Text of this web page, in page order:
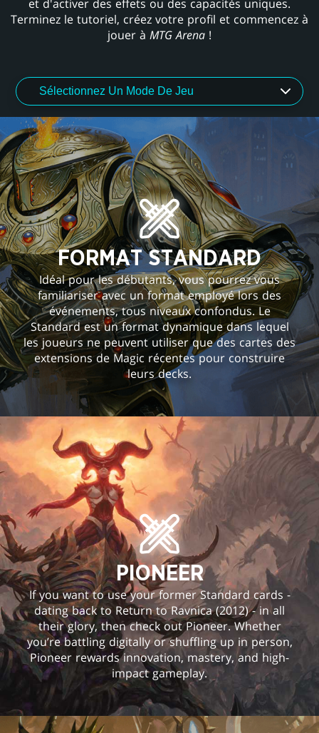
et d'activer des effets ou des capacités uniques.
Terminez le tutoriel, créez votre profil et commencez à
jouer à MTG Arena !
FORMAT STANDARD
Idéal pour les débutants, vous pourrez vous
familiariser avec un format employé lors des
événements, tous niveaux confondus. Le
Standard est un format dynamique dans lequel
les joueurs ne peuvent utiliser que des cartes des
extensions de Magic récentes pour construire
leurs decks.
PIONEER
If you want to use your former Standard cards -
dating back to Return to Ravnica (2012) - in all
their glory, then check out Pioneer. Whether
you’re battling digitally or shuffling up in person,
Pioneer rewards innovation, mastery, and high-
impact gameplay.